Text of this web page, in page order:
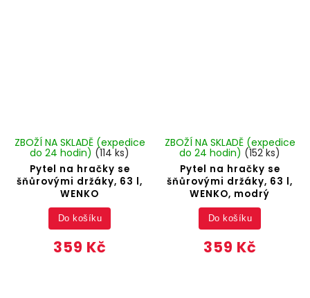
Pytel na hračky se
šňůrovými držáky, 63 l,
WENKO
ZBOŽÍ NA SKLADĚ (expedice
do 24 hodin) (114 ks)
359 Kč
Do košíku
Pytel na hračky se
šňůrovými držáky, 63 l,
WENKO, modrý
ZBOŽÍ NA SKLADĚ (expedice
do 24 hodin) (152 ks)
359 Kč
Do košíku